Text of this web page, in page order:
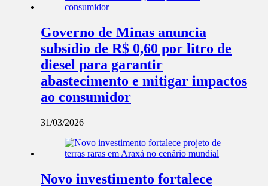
Governo de Minas anuncia
subsídio de R$ 0,60 por litro de
diesel para garantir
abastecimento e mitigar impactos
ao consumidor
31/03/2026
Novo investimento fortalece